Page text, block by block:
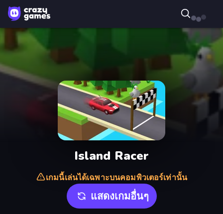
Island Racer
เกมนี้เล่นได้เฉพาะบนคอมพิวเตอร์เท่านั้น
แสดงเกมอื่นๆ